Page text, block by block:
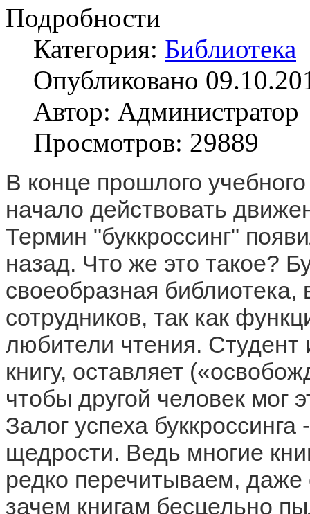
Подробности
Категория: Библиотека
Опубликовано
Автор: Администратор
Просмотров: 29889
В конце прошлого
начало действовать
Термин "буккроссинг"
назад. Что же это такое?
своеобразная библиотека,
сотрудников, так как
любители чтения. Студент
книгу, оставляет
чтобы другой человек мог
Залог успеха
щедрости. Ведь многие
редко перечитываем,
зачем книгам бесцельно